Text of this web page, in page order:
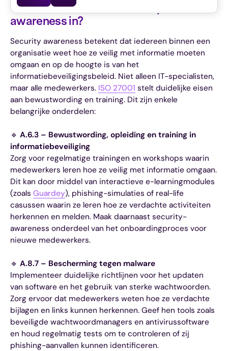
Wat houdt ISO 27001 security
awareness in?
Security awareness betekent dat iedereen binnen een
organisatie weet hoe ze veilig met informatie moeten
omgaan en op de hoogte is van het
informatiebeveiligingsbeleid. Niet alleen IT-specialisten,
maar alle medewerkers. ISO 27001 stelt duidelijke eisen
aan bewustwording en training. Dit zijn enkele
belangrijke onderdelen:
🔹 A.6.3 – Bewustwording, opleiding en training in
informatiebeveiliging
Zorg voor regelmatige trainingen en workshops waarin
medewerkers leren hoe ze veilig met informatie omgaan.
Dit kan door middel van interactieve e-learningmodules
(zoals Guardey), phishing-simulaties of real-life
casussen waarin ze leren hoe ze verdachte activiteiten
herkennen en melden. Maak daarnaast security-
awareness onderdeel van het onboardingproces voor
nieuwe medewerkers.
🔹 A.8.7 – Bescherming tegen malware
Implementeer duidelijke richtlijnen voor het updaten
van software en het gebruik van sterke wachtwoorden.
Zorg ervoor dat medewerkers weten hoe ze verdachte
bijlagen en links kunnen herkennen. Geef hen tools zoals
beveiligde wachtwoordmanagers en antivirussoftware
en houd regelmatig tests om te controleren of zij
phishing-aanvallen kunnen identificeren.